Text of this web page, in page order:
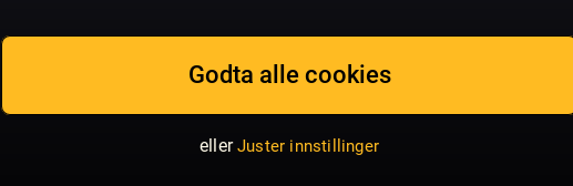
Godta alle cookies
eller Juster innstillinger